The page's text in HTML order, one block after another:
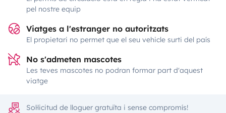
pel nostre equip
Viatges a l'estranger no autoritzats
El propietari no permet que el seu vehicle surti del país
No s'admeten mascotes
Les teves mascotes no podran formar part d'aquest
viatge
Sol·licitud de lloguer gratuïta i sense compromís!